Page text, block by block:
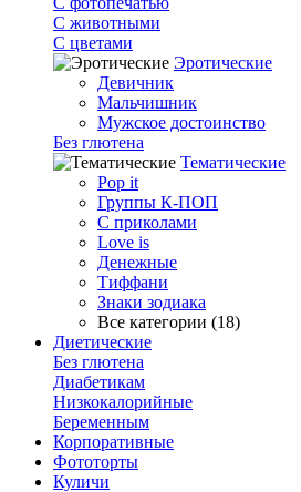
C животными
С цветами
Эротические
Девичник
Мальчишник
Мужское достоинство
Без глютена
Тематические
Pop it
Группы К-ПОП
С приколами
Love is
Денежные
Тиффани
Знаки зодиака
Все категории (18)
Диетические
Без глютена
Диабетикам
Низкокалорийные
Беременным
Корпоративные
Фототорты
Куличи